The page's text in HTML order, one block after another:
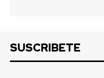
SUSCRIBETE